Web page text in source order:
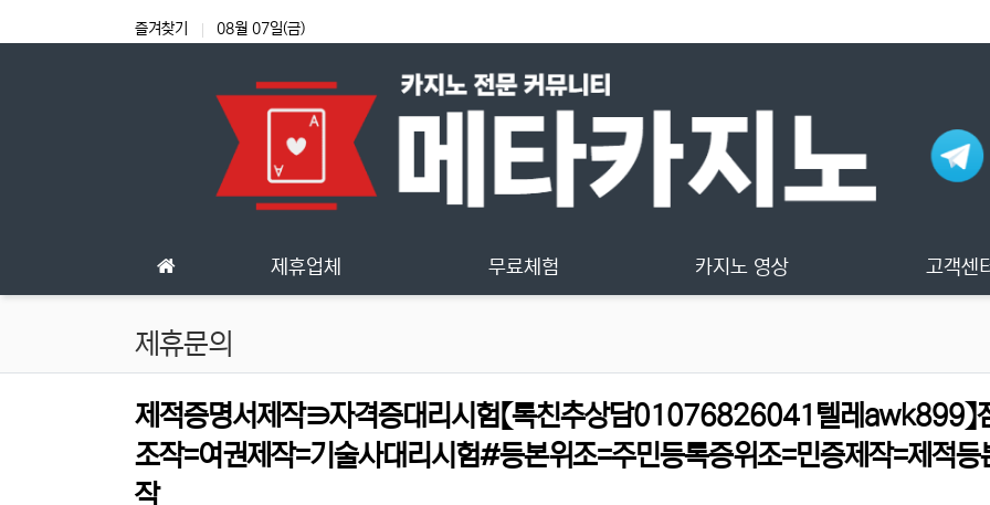
즐겨찾기 08월 07일(금)
제휴업체 무료체험 카지노 영상 고객센
제휴문의
제적증명서제작∋자격증대리시험【톡친추상담01076826041텔레awk899】
조작=여권제작=기술사대리시험#등본위조=주민등록증위조=민증제작=제적등
작